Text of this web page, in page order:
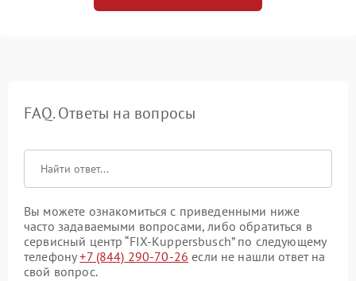
FAQ. Ответы на вопросы
Вы можете ознакомиться с приведенными ниже
часто задаваемыми вопросами, либо обратиться в
сервисный центр “FIX-Kuppersbusch” по следующему
телефону+7 (844) 290-70-26 если не нашли ответ на
свой вопрос.